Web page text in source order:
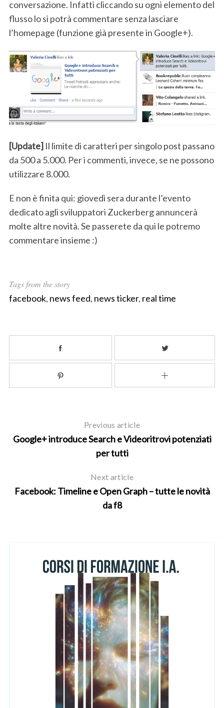
conversazione. Infatti cliccando su ogni elemento del
flusso lo si potrà commentare senza lasciare
l’homepage (funzione già presente in Google+).
[Update] Il limite di caratteri per singolo post passano
da 500 a 5.000. Per i commenti, invece, se ne possono
utilizzare 8.000.
E non è finita qui: giovedì sera durante l’evento
dedicato agli sviluppatori Zuckerberg annuncerà
molte altre novità. Se passerete da qui le potremo
commentare insieme :)
Tags from the story
facebook, news feed, news ticker, real time
Previous article
Google+ introduce Search e Videoritrovi potenziati
per tutti
Next article
Facebook: Timeline e Open Graph – tutte le novità
da f8
S
r
h
o
r